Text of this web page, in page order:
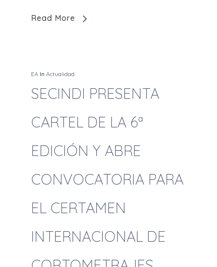
Read More
EA In Actualidad
SECINDI PRESENTA
CARTEL DE LA 6ª
EDICIÓN Y ABRE
CONVOCATORIA PARA
EL CERTAMEN
INTERNACIONAL DE